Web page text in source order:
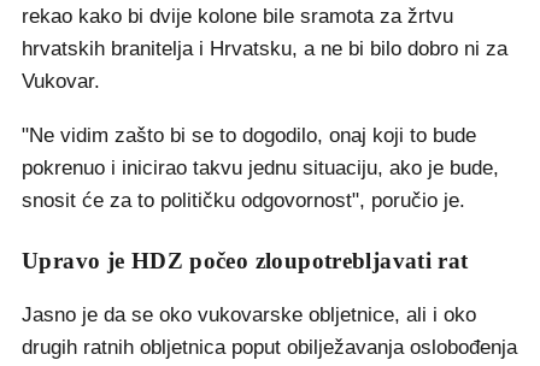
rekao kako bi dvije kolone bile sramota za žrtvu
hrvatskih branitelja i Hrvatsku, a ne bi bilo dobro ni za
Vukovar.
"Ne vidim zašto bi se to dogodilo, onaj koji to bude
pokrenuo i inicirao takvu jednu situaciju, ako je bude,
snosit će za to političku odgovornost", poručio je.
Upravo je HDZ počeo zloupotrebljavati rat
Jasno je da se oko vukovarske obljetnice, ali i oko
drugih ratnih obljetnica poput obilježavanja oslobođenja